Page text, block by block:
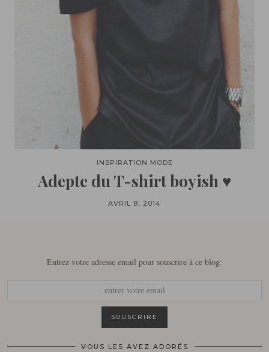
INSPIRATION MODE
Adepte du T-shirt boyish ♥
AVRIL 8, 2014
Entrez votre adresse email pour souscrire à ce blog:
VOUS LES AVEZ ADORÉS